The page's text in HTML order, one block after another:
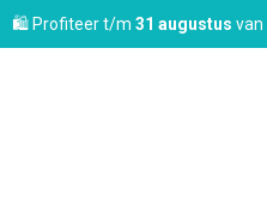
🛍️ Profiteer t/m 31 augustus van